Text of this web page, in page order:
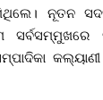
ନୂତନ